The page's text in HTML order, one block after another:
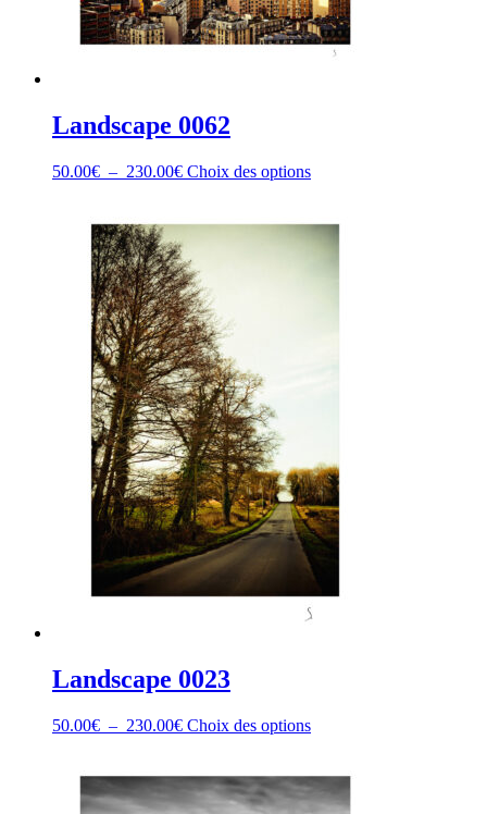
Landscape 0062
50.00€ – 230.00€Plage
50.00€
à
230.00€
Choix des optionsCe
plusieurs
Landscape 0023
50.00€ – 230.00€Plage
50.00€
à
Choix des optionsCe
plusieurs
variations.